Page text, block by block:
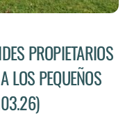
PROPIETARIOS
LOS PEQUEÑOS